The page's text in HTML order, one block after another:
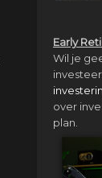
Early
Wil je
over
plan.